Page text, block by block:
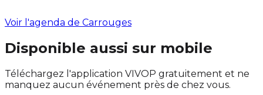
Voir l'agenda de Carrouges
Disponible aussi sur mobile
Téléchargez l'application VIVOP gratuitement et ne
manquez aucun événement près de chez vous.